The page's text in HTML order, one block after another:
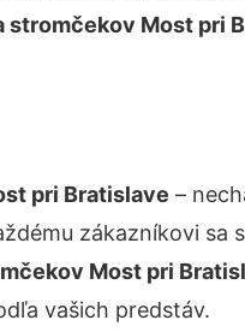
stromčekov Most pri
pri Bratislave –
zákazníkovi
Most pri
vašich predstáv.